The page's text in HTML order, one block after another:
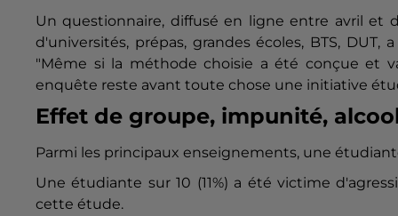
Un questionnaire, diffusé en ligne entre avril et
d'universités, prépas, grandes écoles, BTS, DUT,
"Même si la méthode choisie a été conçue et
enquête reste avant toute chose une initiative
Effet de groupe, impunité,
Parmi les principaux enseignements, une
Une étudiante sur 10 (11%) a été victime
cette étude.